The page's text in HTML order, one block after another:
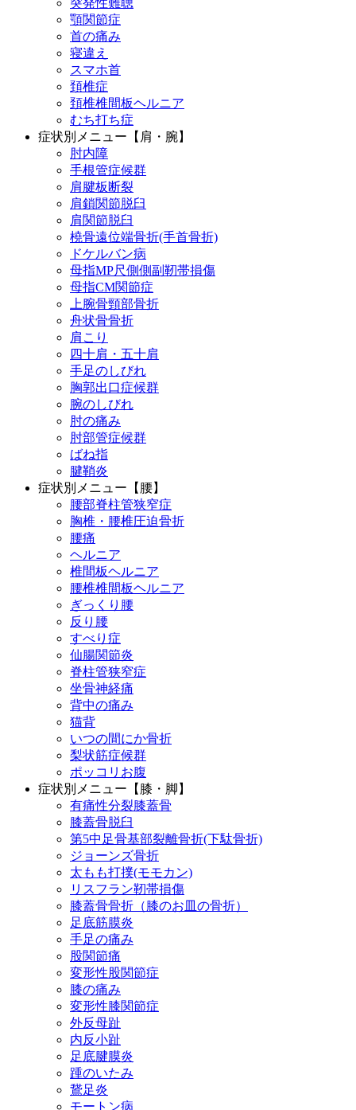
突発性難聴
顎関節症
首の痛み
寝違え
スマホ首
頚椎症
頚椎椎間板ヘルニア
むち打ち症
症状別メニュー【肩・腕】
肘内障
手根管症候群
肩腱板断裂
肩鎖関節脱臼
肩関節脱臼
橈骨遠位端骨折(手首骨折)
ドケルバン病
母指MP尺側側副靭帯損傷
母指CM関節症
上腕骨頸部骨折
舟状骨骨折
肩こり
四十肩・五十肩
手足のしびれ
胸郭出口症候群
腕のしびれ
肘の痛み
肘部管症候群
ばね指
腱鞘炎
症状別メニュー【腰】
腰部脊柱管狭窄症
胸椎・腰椎圧迫骨折
腰痛
ヘルニア
椎間板ヘルニア
腰椎椎間板ヘルニア
ぎっくり腰
反り腰
すべり症
仙腸関節炎
脊柱管狭窄症
坐骨神経痛
背中の痛み
猫背
いつの間にか骨折
梨状筋症候群
ポッコリお腹
症状別メニュー【膝・脚】
有痛性分裂膝蓋骨
膝蓋骨脱臼
第5中足骨基部裂離骨折(下駄骨折)
ジョーンズ骨折
太もも打撲(モモカン)
リスフラン靭帯損傷
膝蓋骨骨折（膝のお皿の骨折）
足底筋膜炎
手足の痛み
股関節痛
変形性股関節症
膝の痛み
変形性膝関節症
外反母趾
内反小趾
足底腱膜炎
踵のいたみ
鵞足炎
モートン病